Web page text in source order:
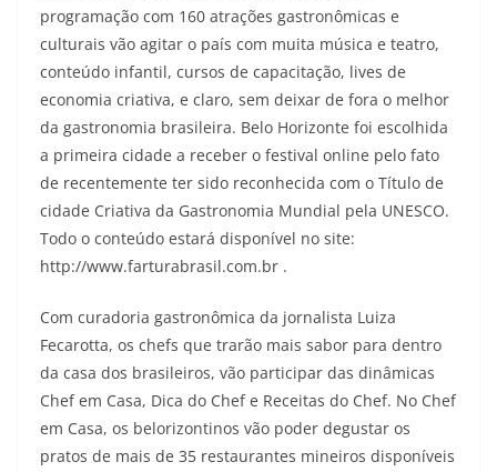
programação com 160 atrações gastronômicas e
culturais vão agitar o país com muita música e teatro,
conteúdo infantil, cursos de capacitação, lives de
economia criativa, e claro, sem deixar de fora o melhor
da gastronomia brasileira. Belo Horizonte foi escolhida
a primeira cidade a receber o festival online pelo fato
de recentemente ter sido reconhecida com o Título de
cidade Criativa da Gastronomia Mundial pela UNESCO.
Todo o conteúdo estará disponível no site:
http://www.farturabrasil.com.br .
Com curadoria gastronômica da jornalista Luiza
Fecarotta, os chefs que trarão mais sabor para dentro
da casa dos brasileiros, vão participar das dinâmicas
Chef em Casa, Dica do Chef e Receitas do Chef. No Chef
em Casa, os belorizontinos vão poder degustar os
pratos de mais de 35 restaurantes mineiros disponíveis